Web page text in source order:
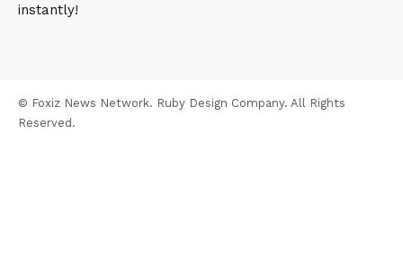
instantly!
© Foxiz News Network. Ruby Design Company. All Rights
Reserved.